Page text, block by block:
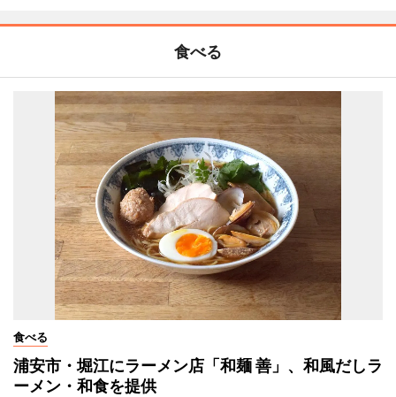
食べる
食べる
浦安市・堀江にラーメン店「和麺 善」、和風だしラ
ーメン・和食を提供